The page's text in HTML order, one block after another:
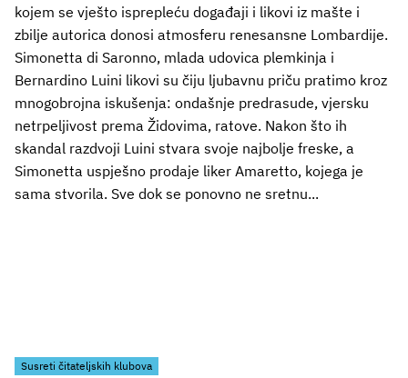
kojem se vješto isprepleću događaji i likovi iz mašte i
zbilje autorica donosi atmosferu renesansne Lombardije.
Simonetta di Saronno, mlada udovica plemkinja i
Bernardino Luini likovi su čiju ljubavnu priču pratimo kroz
mnogobrojna iskušenja: ondašnje predrasude, vjersku
netrpeljivost prema Židovima, ratove. Nakon što ih
skandal razdvoji Luini stvara svoje najbolje freske, a
Simonetta uspješno prodaje liker Amaretto, kojega je
sama stvorila. Sve dok se ponovno ne sretnu...
Susreti čitateljskih klubova